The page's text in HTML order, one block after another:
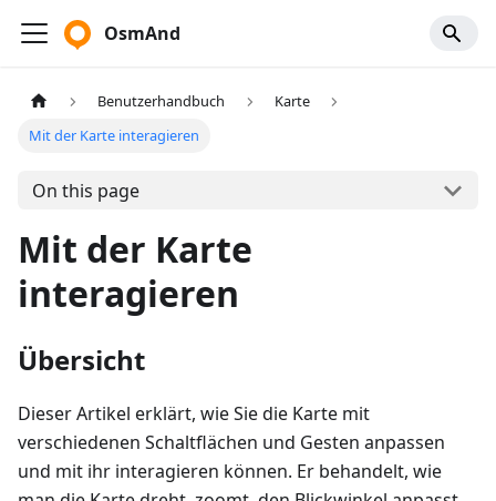
OsmAnd
Benutzerhandbuch
Karte
Mit der Karte interagieren
On this page
Mit der Karte
interagieren
Übersicht
Dieser Artikel erklärt, wie Sie die Karte mit
verschiedenen Schaltflächen und Gesten anpassen
und mit ihr interagieren können. Er behandelt, wie